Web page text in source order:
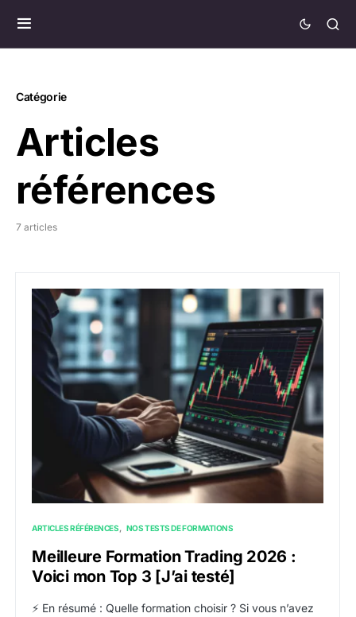
Catégorie
Articles
références
7 articles
ARTICLES RÉFÉRENCES NOS TESTS DE FORMATIONS
Meilleure Formation Trading 2026 :
Voici mon Top 3 [J’ai testé]
⚡ En résumé : Quelle formation choisir ? Si vous n’avez